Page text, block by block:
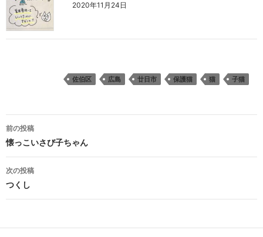
2020年11月24日
佐伯区 広島 廿日市 保護猫 猫 子猫
投
稿
ナ
ビ
ー
前の投稿
懐っこいさび子ちゃん
次の投稿
つくし